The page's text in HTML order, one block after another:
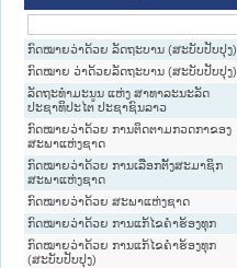
ກົດໝາຍວ່າດ້ວຍ ລັດຖະບານ (ສະບັບປັບປຸງ)
ກົດໝາຍ ວ່າດ້ວຍລັດຖະບານ (ສະບັບປັບປຸງ)
ລັດຖະທຳມະນູນ ແຫ່ງ ສາທາລະນະລັດ
ປະຊາທິປະໄຕ ປະຊາຊົນລາວ
ກົດໝາຍວ່າດ້ວຍ ການຕິດຕາມກວດກາຂອງ
ສະພາແຫ່ງຊາດ
ກົດໝາຍວ່າດ້ວຍ ການເລືອກຕັ້ງສະມາຊິກ
ສະພາແຫ່ງຊາດ
ກົດໝາຍວ່າດ້ວຍ ສະພາແຫ່ງຊາດ
ກົດໝາຍວ່າດ້ວຍ ການແກ້ໄຂຄຳຮ້ອງທຸກ
ກົດໝາຍວ່າດ້ວຍ ການແກ້ໄຂຄຳຮ້ອງທຸກ
(ສະບັບປັບປຸງ)